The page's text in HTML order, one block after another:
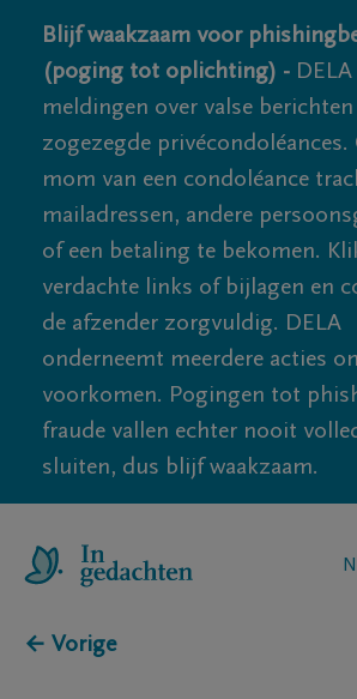
Blijf waakzaam voor
(poging tot oplichting) -
meldingen over valse berichten
zogezegde privécondoléances.
mom van een condoléance
mailadressen, andere
of een betaling te bekomen.
verdachte links of bijlagen en
de afzender zorgvuldig. DELA
onderneemt meerdere acties
voorkomen. Pogingen tot
fraude vallen echter nooit
sluiten, dus blijf waakzaam.
← Vorige